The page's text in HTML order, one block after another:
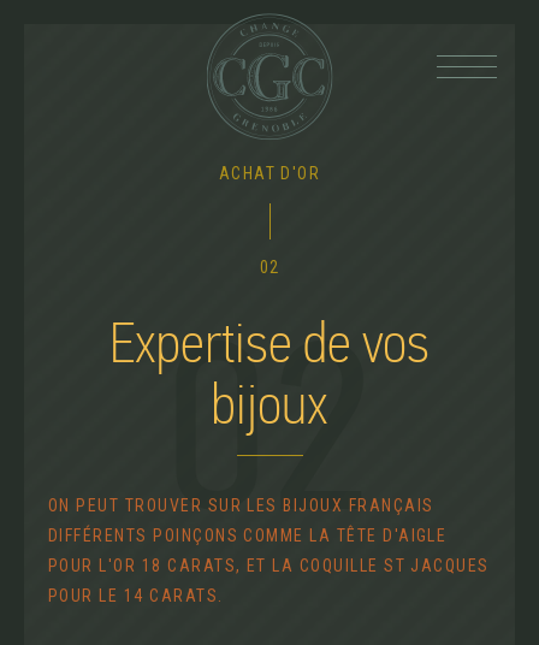
02
ACHAT D'OR
02
Expertise de vos
bijoux
ON PEUT TROUVER SUR LES BIJOUX FRANÇAIS
DIFFÉRENTS POINÇONS COMME LA TÊTE D'AIGLE
POUR L'OR 18 CARATS, ET LA COQUILLE ST JACQUES
POUR LE 14 CARATS.